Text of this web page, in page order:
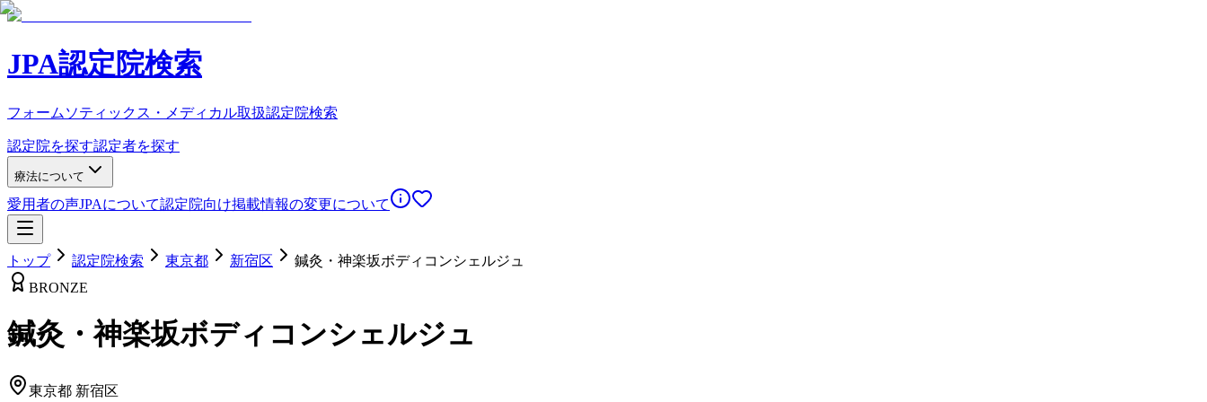
JPA認定院検索
フォームソティックス・メディカル取扱認定院検索
認定院を探す認定者を探す
療法について
愛用者の声JPAについて認定院向け掲載情報の変更について
トップ 認定院検索 東京都 新宿区
鍼灸・神楽坂ボディコンシェルジュ
BRONZE
鍼灸・神楽坂ボディコンシェルジュ
東京都 新宿区